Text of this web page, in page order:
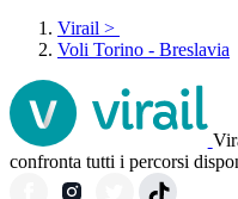
Virail >
Voli Torino - Breslavia
confronta tutti i percorsi